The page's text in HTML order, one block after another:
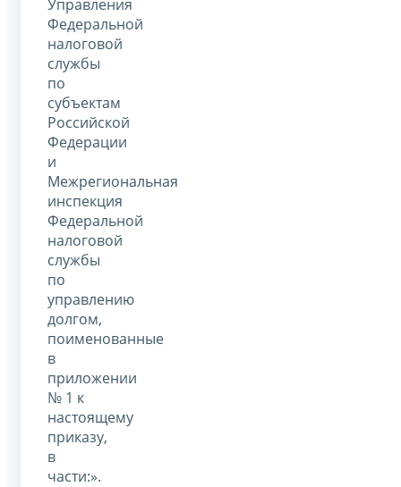
Управления
Федеральной
налоговой
службы
по
субъектам
Российской
Федерации
и
Межрегиональная
инспекция
Федеральной
налоговой
службы
по
управлению
долгом,
поименованные
в
приложении
№ 1 к
настоящему
приказу,
в
части:».